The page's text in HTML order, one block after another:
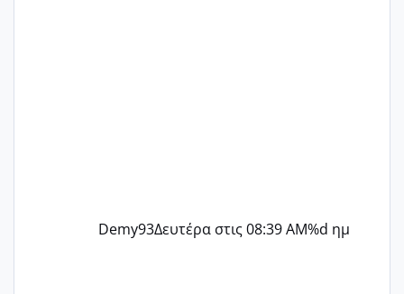
Demy93Δευτέρα στις 08:39 AM%d ημ